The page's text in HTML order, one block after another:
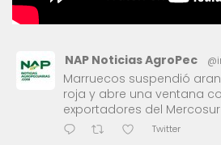
NAP Noticias AgroPec
Marruecos suspendió
roja y abre una ventana
exportadores del Mercosur
Twitter